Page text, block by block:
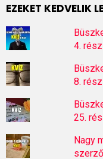
EZEKET KEDVELIK
4. rész
8. rész
25.
Nagy